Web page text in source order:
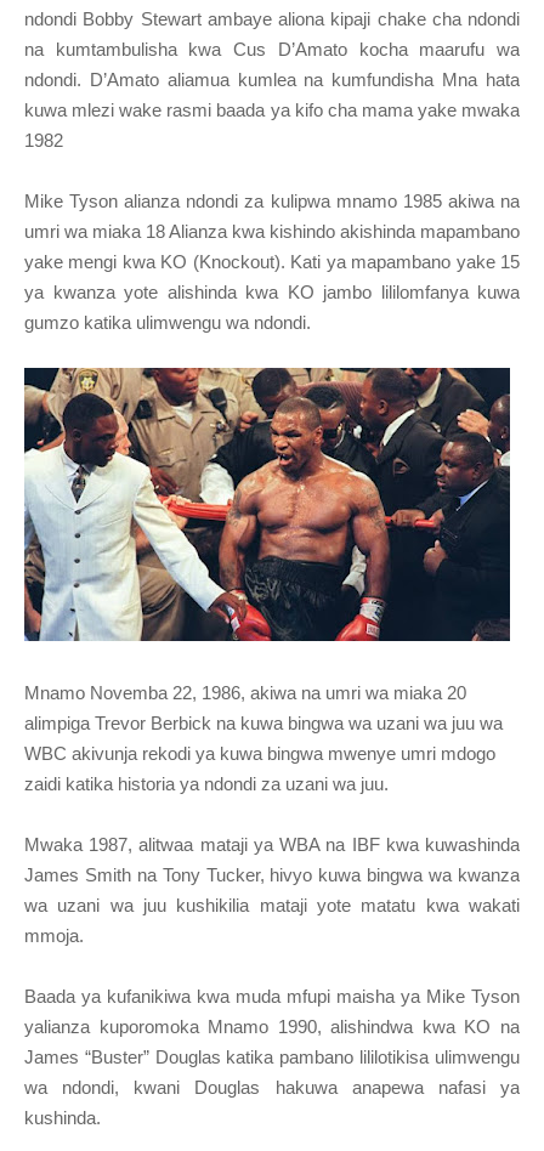
ndondi Bobby Stewart ambaye aliona kipaji chake cha ndondi
na kumtambulisha kwa Cus D’Amato kocha maarufu wa
ndondi. D’Amato aliamua kumlea na kumfundisha Mna hata
kuwa mlezi wake rasmi baada ya kifo cha mama yake mwaka
1982
Mike Tyson alianza ndondi za kulipwa mnamo 1985 akiwa na
umri wa miaka 18 Alianza kwa kishindo akishinda mapambano
yake mengi kwa KO (Knockout). Kati ya mapambano yake 15
ya kwanza yote alishinda kwa KO jambo lililomfanya kuwa
gumzo katika ulimwengu wa ndondi.
Mnamo Novemba 22, 1986, akiwa na umri wa miaka 20
alimpiga Trevor Berbick na kuwa bingwa wa uzani wa juu wa
WBC akivunja rekodi ya kuwa bingwa mwenye umri mdogo
zaidi katika historia ya ndondi za uzani wa juu.
Mwaka 1987, alitwaa mataji ya WBA na IBF kwa kuwashinda
James Smith na Tony Tucker, hivyo kuwa bingwa wa kwanza
wa uzani wa juu kushikilia mataji yote matatu kwa wakati
mmoja.
Baada ya kufanikiwa kwa muda mfupi maisha ya Mike Tyson
yalianza kuporomoka Mnamo 1990, alishindwa kwa KO na
James “Buster” Douglas katika pambano lililotikisa ulimwengu
wa ndondi, kwani Douglas hakuwa anapewa nafasi ya
kushinda.